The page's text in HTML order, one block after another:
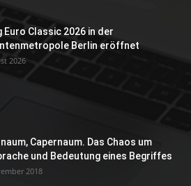
Euro Classic 2026 in der
Berlin eröffnet
2026
Capernaum. Das Chaos um
und Bedeutung eines Begriffes
2018